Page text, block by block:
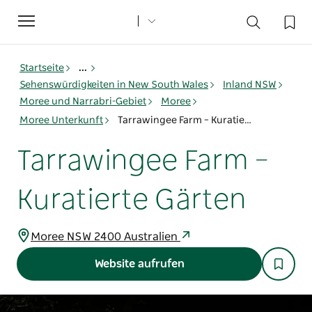
Toggle
navigation
Startseite
...
Sehenswürdigkeiten in New South Wales
Inland NSW
Moree und Narrabri-Gebiet
Moree
Moree Unterkunft
Tarrawingee Farm – Kuratierte Gärten
Tarrawingee Farm –
Kuratierte Gärten
Moree NSW 2400 Australien
Website aufrufen